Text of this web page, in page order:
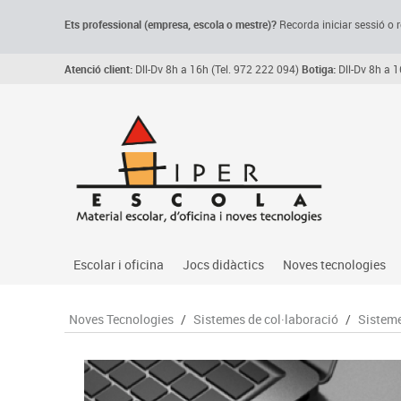
Ets professional (empresa, escolao mestre)? Recorda iniciar sessió o
Atenció client: Dll-Dv 8h a 16h (Tel. 972 222 094)Botiga: Dll-Dv 8h a
Escolar i oficina
Arxiu, carpetes i classificadors
Manualitats
Escriptura i correcció
Jocs didàctics
Primeres edats
Jocs heurístics
Motricitat fina
Noves tecnologies
Audio
Cartelleria digital
Connectivitat i
Noves Tecnologies / Sistemes de col·laboració /